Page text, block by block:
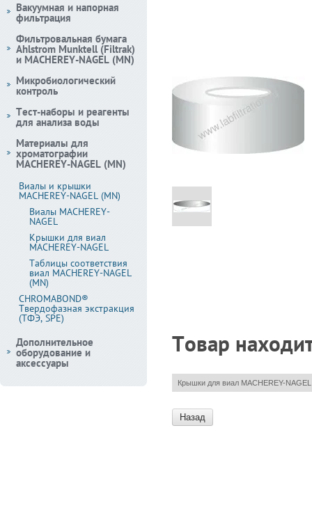
Товар
Крышки для виал MACHEREY-NAGEL
Назад
Вакуумная и напорная
фильтрация
Фильтровальная бумага
Ahlstrom Munktell (Filtrak)
и MACHEREY-NAGEL (MN)
Микробиологический
контроль
Тест-наборы и реагенты
для анализа воды
Материалы для
хроматографии
MACHEREY-NAGEL (MN)
Виалы и крышки
MACHEREY-NAGEL (MN)
Виалы MACHEREY-
NAGEL
Крышки для виал
MACHEREY-NAGEL
Таблицы соответствия
виал MACHEREY-NAGEL
(MN)
CHROMABOND®
Твердофазная экстракция
(ТФЭ, SPE)
Дополнительное
оборудование и
аксессуары